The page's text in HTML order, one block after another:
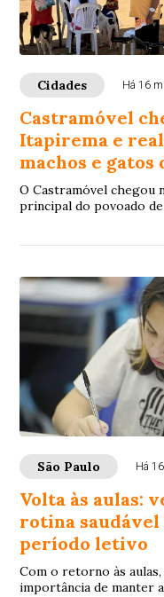
Cidades Há 16
Castramóvel
Itapirema e
machos e gatos
O Castramóvel chegou
principal do povoado
São Paulo Há
Volta às aulas:
rotina saudável
período letivo
Com o retorno às
importância de manter